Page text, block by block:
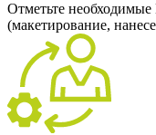
Отметьте
(макетирование,